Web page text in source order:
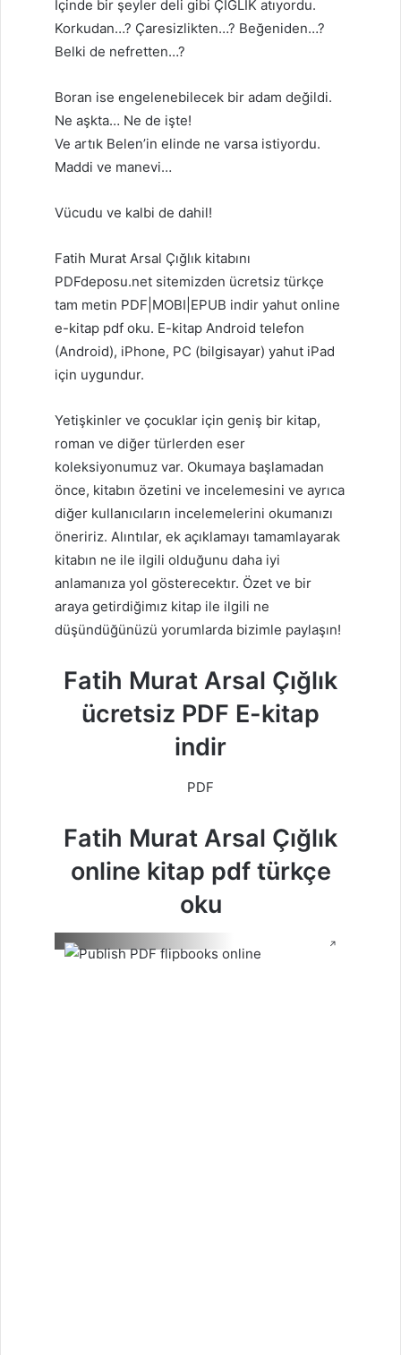
İçinde bir şeyler deli gibi ÇIĞLIK atıyordu.
Korkudan…? Çaresizlikten…? Beğeniden…?
Belki de nefretten…?
Boran ise engelenebilecek bir adam değildi.
Ne aşkta… Ne de işte!
Ve artık Belen’in elinde ne varsa istiyordu.
Maddi ve manevi…
Vücudu ve kalbi de dahil!
Fatih Murat Arsal Çığlık kitabını
PDFdeposu.net sitemizden ücretsiz türkçe
tam metin PDF|MOBI|EPUB indir yahut online
e-kitap pdf oku. E-kitap Android telefon
(Android), iPhone, PC (bilgisayar) yahut iPad
için uygundur.
Yetişkinler ve çocuklar için geniş bir kitap,
roman ve diğer türlerden eser
koleksiyonumuz var. Okumaya başlamadan
önce, kitabın özetini ve incelemesini ve ayrıca
diğer kullanıcıların incelemelerini okumanızı
öneririz. Alıntılar, ek açıklamayı tamamlayarak
kitabın ne ile ilgili olduğunu daha iyi
anlamanıza yol gösterecektır. Özet ve bir
araya getirdiğimız kitap ile ilgili ne
düşündüğünüzü yorumlarda bizimle paylaşın!
Fatih Murat Arsal Çığlık
ücretsiz PDF E-kitap
indir
PDF
Fatih Murat Arsal Çığlık
online kitap pdf türkçe
oku
↗